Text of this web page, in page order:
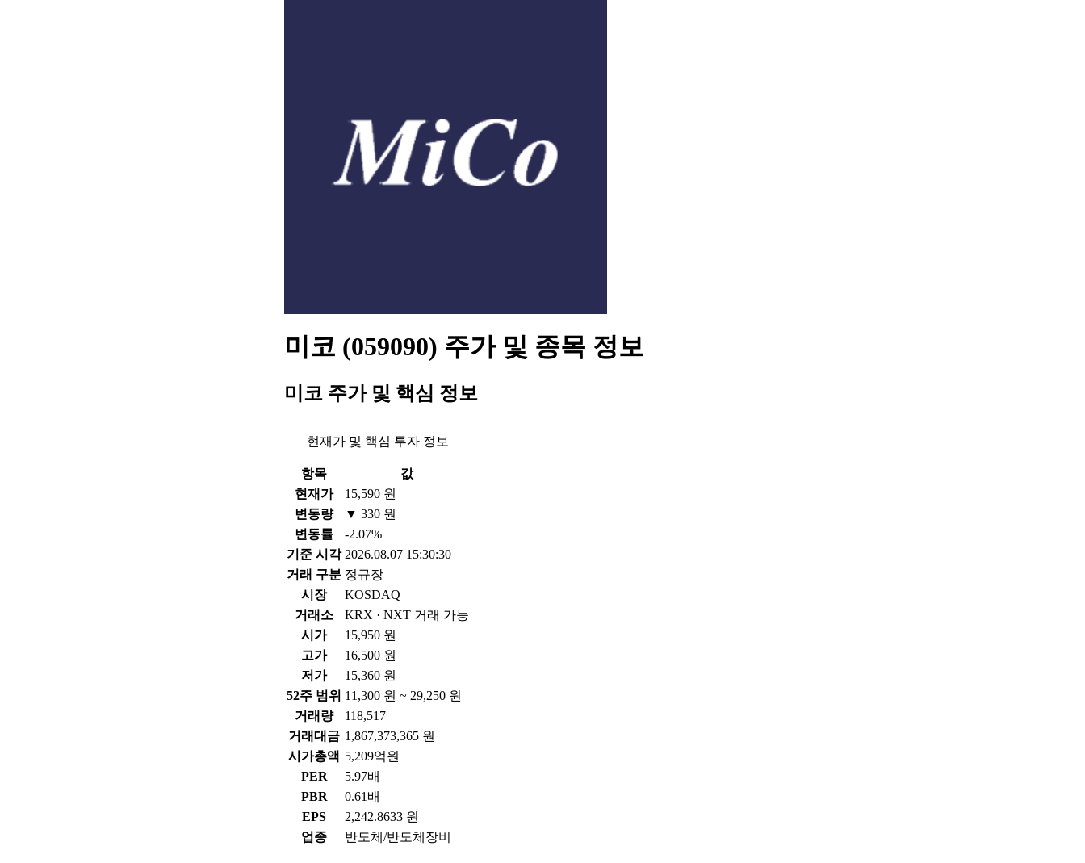
미코 (059090) 주가 및 종목 정보
미코 주가 및 핵심 정보
현재가 및 핵심 투자 정보
항목
값
현재가
15,590 원
변동량
▼ 330 원
변동률
-2.07%
기준 시각 2026.08.07 15:30:30
거래 구분 정규장
시장
KOSDAQ
거래소
KRX · NXT 거래 가능
시가
15,950 원
고가
16,500 원
저가
15,360 원
52주 범위 11,300 원 ~ 29,250 원
거래량
118,517
거래대금 1,867,373,365 원
시가총액 5,209억원
PER
5.97배
PBR
0.61배
EPS
2,242.8633 원
업종
반도체/반도체장비